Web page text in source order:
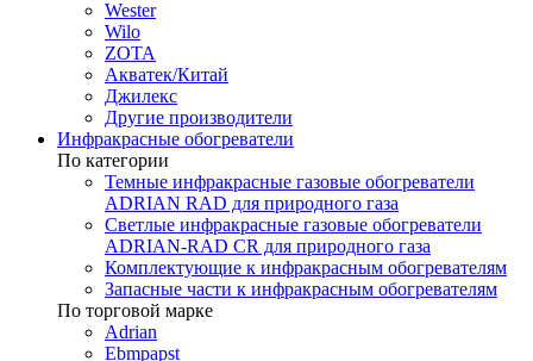
Wester
Wilo
ZOTA
Акватек/Китай
Джилекс
Другие производители
Инфракрасные обогреватели
По категории
Темные инфракрасные газовые обогреватели
ADRIAN RAD для природного газа
Светлые инфракрасные газовые обогреватели
ADRIAN-RAD CR для природного газа
Комплектующие к инфракрасным обогревателям
Запасные части к инфракрасным обогревателям
По торговой марке
Adrian
Ebmpapst